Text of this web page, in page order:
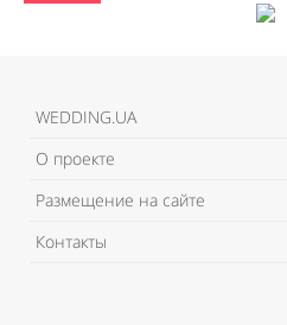
WEDDING.UA
О проекте
Размещение на сайте
Контакты